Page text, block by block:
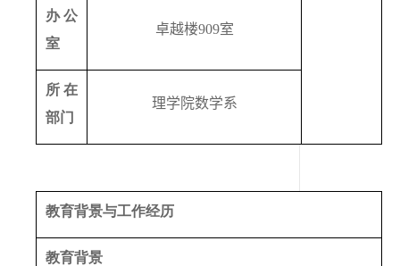
办公
室
卓越楼909室
所在
部门
理学院数学系
教育背景与工作经历
教育背景